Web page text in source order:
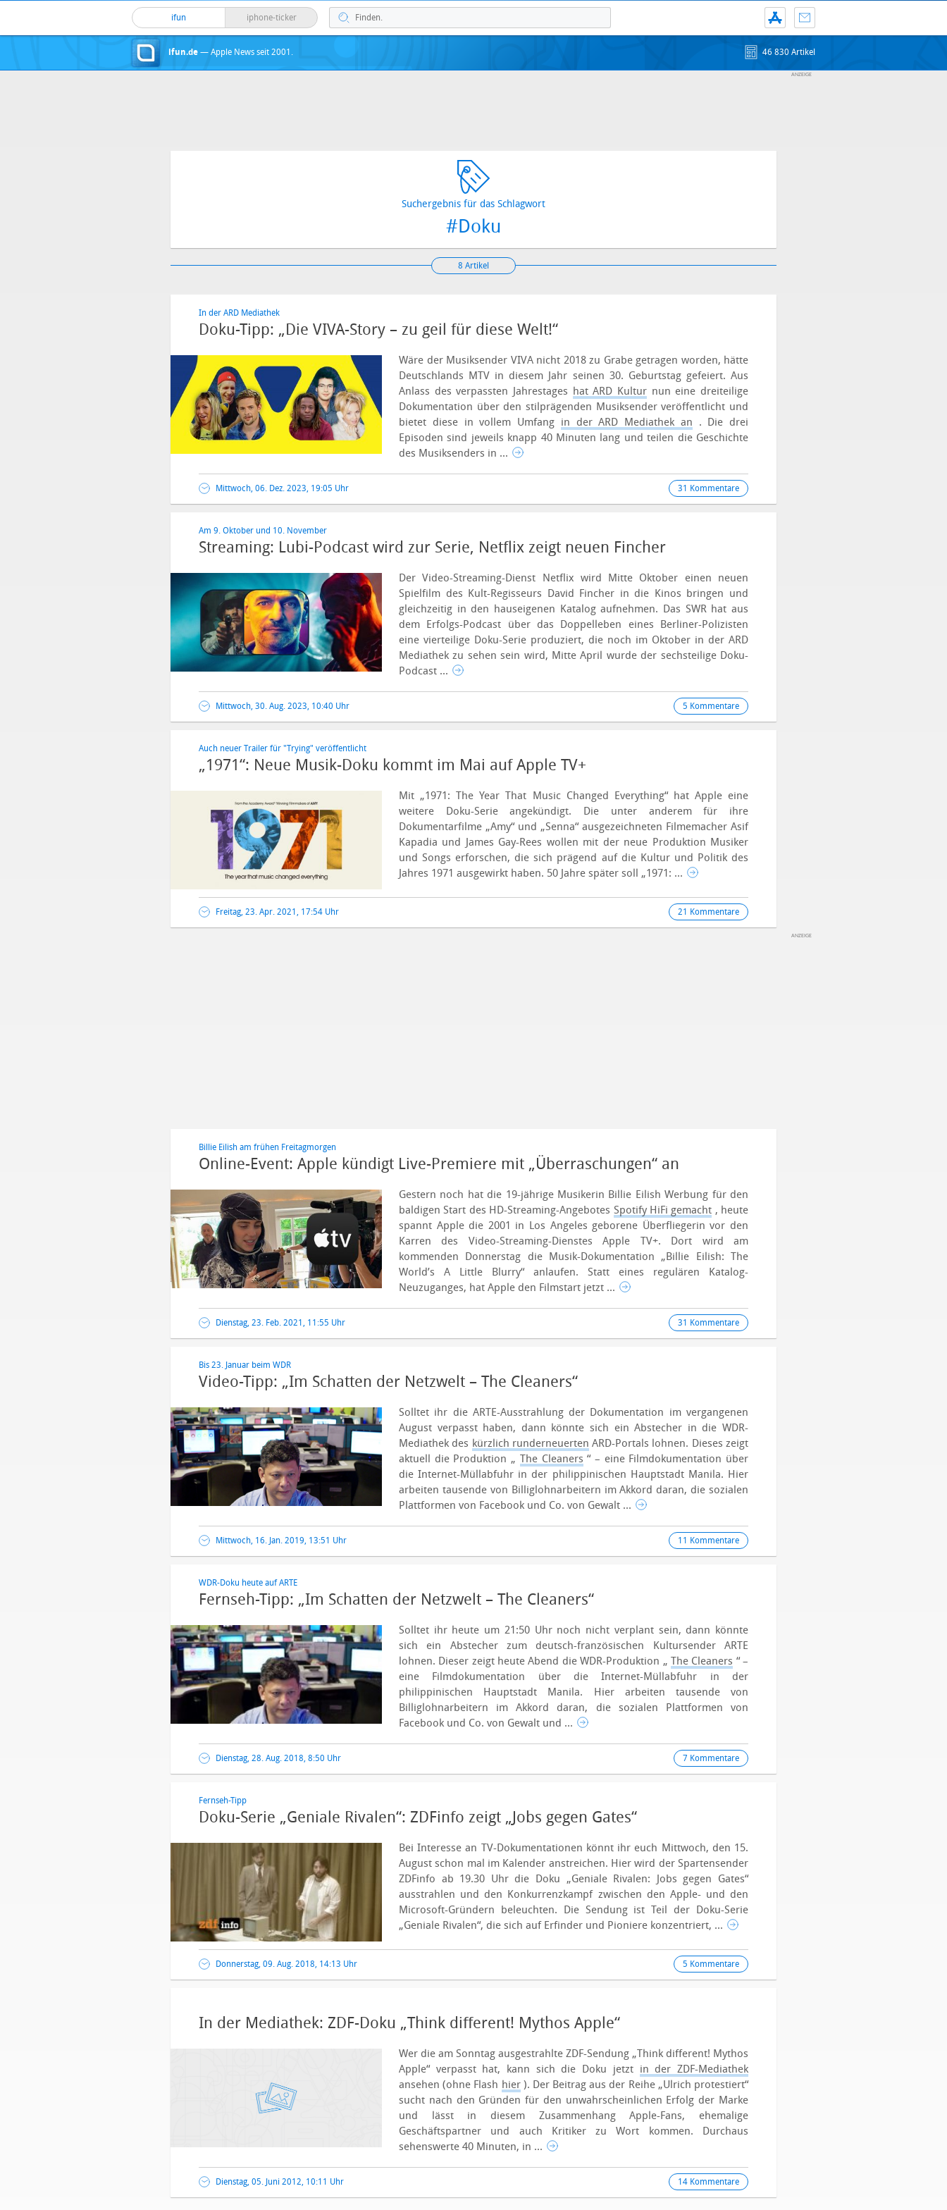
ifun iphone-ticker
ifun.de — Apple News seit 2001. 46 830 Artikel
Suchergebnis für das Schlagwort
#Doku
8 Artikel
In der ARD Mediathek
Doku-Tipp: „Die VIVA-Story – zu geil für diese Welt!“
Wäre der Musiksender VIVA nicht 2018 zu Grabe getragen worden, hätte
Deutschlands MTV in diesem Jahr seinen 30. Geburtstag gefeiert. Aus
Anlass des verpassten Jahrestages hat ARD Kultur nun eine dreiteilige
Dokumentation über den stilprägenden Musiksender veröffentlicht und
bietet diese in vollem Umfang in der ARD Mediathek an . Die drei
Episoden sind jeweils knapp 40 Minuten lang und teilen die Geschichte
des Musiksenders in ...
Mittwoch, 06. Dez. 2023, 19:05 Uhr 31 Kommentare
Am 9. Oktober und 10. November
Streaming: Lubi-Podcast wird zur Serie, Netflix zeigt neuen Fincher
Der Video-Streaming-Dienst Netflix wird Mitte Oktober einen neuen
Spielfilm des Kult-Regisseurs David Fincher in die Kinos bringen und
gleichzeitig in den hauseigenen Katalog aufnehmen. Das SWR hat aus
dem Erfolgs-Podcast über das Doppelleben eines Berliner-Polizisten
eine vierteilige Doku-Serie produziert, die noch im Oktober in der ARD
Mediathek zu sehen sein wird, Mitte April wurde der sechsteilige Doku-
Podcast ...
Mittwoch, 30. Aug. 2023, 10:40 Uhr 5 Kommentare
Auch neuer Trailer für "Trying" veröffentlicht
„1971“: Neue Musik-Doku kommt im Mai auf Apple TV+
Mit „1971: The Year That Music Changed Everything“ hat Apple eine
weitere Doku-Serie angekündigt. Die unter anderem für ihre
Dokumentarfilme „Amy“ und „Senna“ ausgezeichneten Filmemacher Asif
Kapadia und James Gay-Rees wollen mit der neue Produktion Musiker
und Songs erforschen, die sich prägend auf die Kultur und Politik des
Jahres 1971 ausgewirkt haben. 50 Jahre später soll „1971: ...
Freitag, 23. Apr. 2021, 17:54 Uhr 21 Kommentare
Billie Eilish am frühen Freitagmorgen
Online-Event: Apple kündigt Live-Premiere mit „Überraschungen“ an
Gestern noch hat die 19-jährige Musikerin Billie Eilish Werbung für den
baldigen Start des HD-Streaming-Angebotes Spotify HiFi gemacht , heute
spannt Apple die 2001 in Los Angeles geborene Überfliegerin vor den
Karren des Video-Streaming-Dienstes Apple TV+. Dort wird am
kommenden Donnerstag die Musik-Dokumentation „Billie Eilish: The
World’s A Little Blurry“ anlaufen. Statt eines regulären Katalog-
Neuzuganges, hat Apple den Filmstart jetzt ...
Dienstag, 23. Feb. 2021, 11:55 Uhr 31 Kommentare
Bis 23. Januar beim WDR
Video-Tipp: „Im Schatten der Netzwelt – The Cleaners“
Solltet ihr die ARTE-Ausstrahlung der Dokumentation im vergangenen
August verpasst haben, dann könnte sich ein Abstecher in die WDR-
Mediathek des kürzlich runderneuerten ARD-Portals lohnen. Dieses zeigt
aktuell die Produktion „ The Cleaners “ – eine Filmdokumentation über
die Internet-Müllabfuhr in der philippinischen Hauptstadt Manila. Hier
arbeiten tausende von Billiglohnarbeitern im Akkord daran, die sozialen
Plattformen von Facebook und Co. von Gewalt ...
Mittwoch, 16. Jan. 2019, 13:51 Uhr 11 Kommentare
WDR-Doku heute auf ARTE
Fernseh-Tipp: „Im Schatten der Netzwelt – The Cleaners“
Solltet ihr heute um 21:50 Uhr noch nicht verplant sein, dann könnte
sich ein Abstecher zum deutsch-französischen Kultursender ARTE
lohnen. Dieser zeigt heute Abend die WDR-Produktion „ The Cleaners “ –
eine Filmdokumentation über die Internet-Müllabfuhr in der
philippinischen Hauptstadt Manila. Hier arbeiten tausende von
Billiglohnarbeitern im Akkord daran, die sozialen Plattformen von
Facebook und Co. von Gewalt und ...
Dienstag, 28. Aug. 2018, 8:50 Uhr 7 Kommentare
Fernseh-Tipp
Doku-Serie „Geniale Rivalen“: ZDFinfo zeigt „Jobs gegen Gates“
Bei Interesse an TV-Dokumentationen könnt ihr euch Mittwoch, den 15.
August schon mal im Kalender anstreichen. Hier wird der Spartensender
ZDFinfo ab 19.30 Uhr die Doku „Geniale Rivalen: Jobs gegen Gates“
ausstrahlen und den Konkurrenzkampf zwischen den Apple- und den
Microsoft-Gründern beleuchten. Die Sendung ist Teil der Doku-Serie
„Geniale Rivalen“, die sich auf Erfinder und Pioniere konzentriert, ...
Donnerstag, 09. Aug. 2018, 14:13 Uhr 5 Kommentare
In der Mediathek: ZDF-Doku „Think different! Mythos Apple“
Wer die am Sonntag ausgestrahlte ZDF-Sendung „Think different! Mythos
Apple“ verpasst hat, kann sich die Doku jetzt in der ZDF-Mediathek
ansehen (ohne Flash hier). Der Beitrag aus der Reihe „Ulrich protestiert“
sucht nach den Gründen für den unwahrscheinlichen Erfolg der Marke
und lässt in diesem Zusammenhang Apple-Fans, ehemalige
Geschäftspartner und auch Kritiker zu Wort kommen. Durchaus
sehenswerte 40 Minuten, in ...
Dienstag, 05. Juni 2012, 10:11 Uhr 14 Kommentare